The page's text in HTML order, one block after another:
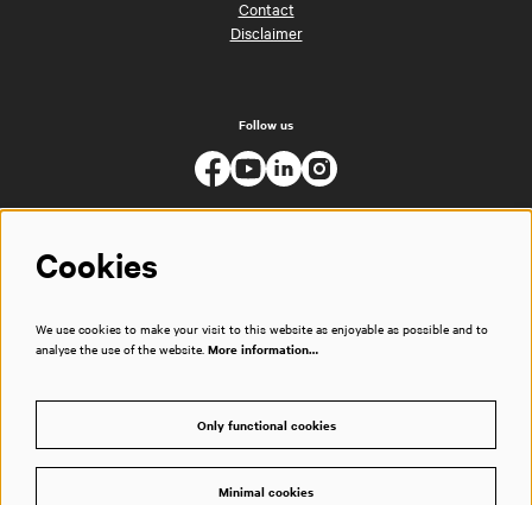
Contact
Disclaimer
Follow us
Cookies
We use cookies to make your visit to this website as enjoyable as possible and to
analyse the use of the website. More information…
Only functional cookies
Minimal cookies